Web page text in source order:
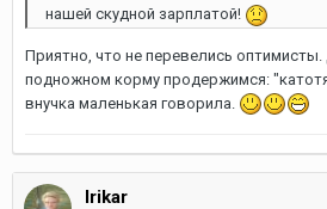
нашей скудной зарплатой!
Приятно, что не перевелись
подножном корму продержимся: "катотя
внучка маленькая говорила.
Irikar